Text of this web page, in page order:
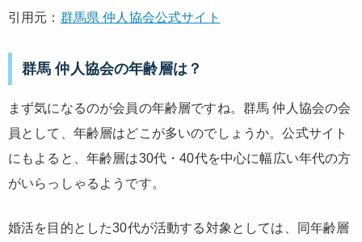
引用元： 群馬県 仲人協会公式サイト
群馬 仲人協会の年齢層は？
まず気になるのが会員の年齢層ですね。群馬 仲人協会の会
員として、年齢層はどこが多いのでしょうか。公式サイト
にもよると、年齢層は30代・40代を中心に幅広い年代の方
がいらっしゃるようです。
婚活を目的とした30代が活動する対象としては、同年齢層